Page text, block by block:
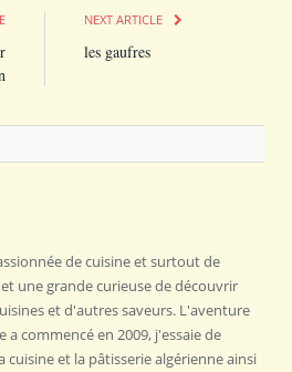
NEXT ARTICLE
les gaufres
de cuisine et surtout de
une grande curieuse de découvrir
et d'autres saveurs. L'aventure
a commencé en 2009, j'essaie de
cuisine et la pâtisserie algérienne ainsi